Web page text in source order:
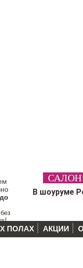
товара
В шоуруме
ПОЛАХ АКЦИИ